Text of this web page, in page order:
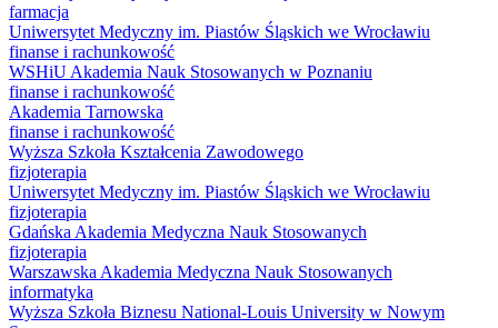
farmacja
Uniwersytet Medyczny im. Piastów Śląskich we Wrocławiu
finanse i rachunkowość
WSHiU Akademia Nauk Stosowanych w Poznaniu
finanse i rachunkowość
Akademia Tarnowska
finanse i rachunkowość
Wyższa Szkoła Kształcenia Zawodowego
fizjoterapia
Uniwersytet Medyczny im. Piastów Śląskich we Wrocławiu
fizjoterapia
Gdańska Akademia Medyczna Nauk Stosowanych
fizjoterapia
Warszawska Akademia Medyczna Nauk Stosowanych
informatyka
Wyższa Szkoła Biznesu National-Louis University w Nowym